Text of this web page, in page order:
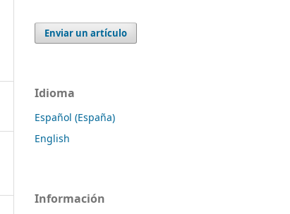
Enviar un artículo
Idioma
Español (España)
English
Información